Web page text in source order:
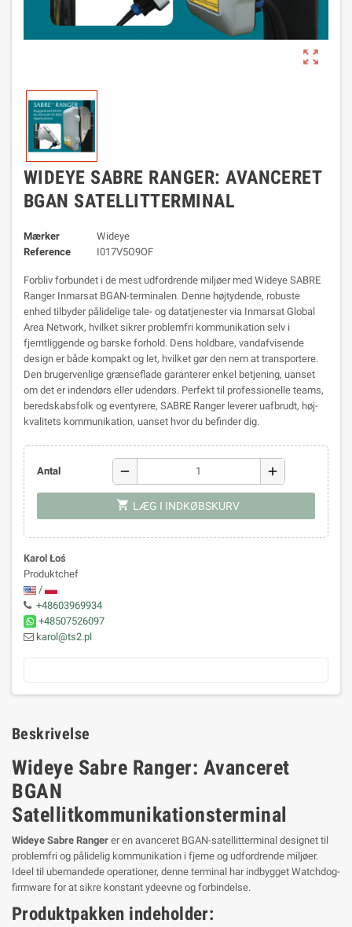
zoom_out_map
WIDEYE SABRE RANGER: AVANCERET
BGAN SATELLITTERMINAL
Mærker
Wideye
Reference
I017V5O9OF
Forbliv forbundet i de mest udfordrende miljøer med Wideye SABRE
Ranger Inmarsat BGAN-terminalen. Denne højtydende, robuste
enhed tilbyder pålidelige tale- og datatjenester via Inmarsat Global
Area Network, hvilket sikrer problemfri kommunikation selv i
fjerntliggende og barske forhold. Dens holdbare, vandafvisende
design er både kompakt og let, hvilket gør den nem at transportere.
Den brugervenlige grænseflade garanterer enkel betjening, uanset
om det er indendørs eller udendørs. Perfekt til professionelle teams,
beredskabsfolk og eventyrere, SABRE Ranger leverer uafbrudt, høj-
kvalitets kommunikation, uanset hvor du befinder dig.
Antal remove add
shopping_cart LÆG I INDKØBSKURV
Karol Łoś
Produktchef
/
+48603969934
+48507526097
karol@ts2.pl
Beskrivelse
Wideye Sabre Ranger: Avanceret
BGAN
Satellitkommunikationsterminal
Wideye Sabre Ranger er en avanceret BGAN-satellitterminal designet til
problemfri og pålidelig kommunikation i fjerne og udfordrende miljøer.
Ideel til ubemandede operationer, denne terminal har indbygget Watchdog-
firmware for at sikre konstant ydeevne og forbindelse.
Produktpakken indeholder: